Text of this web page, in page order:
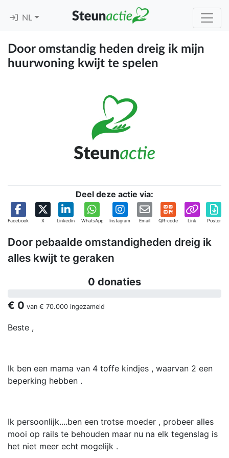
NL
Door omstandig heden dreig ik mijn
huurwoning kwijt te spelen
Deel deze actie via:
Facebook X Linkedin WhatsApp Instagram Email QR-code Link Poster
Door pebaalde omstandigheden dreig ik
alles kwijt te geraken
0 donaties
€ 0 van € 70.000 ingezameld
Beste ,
Ik ben een mama van 4 toffe kindjes , waarvan 2 een
beperking hebben .
Ik persoonlijk....ben een trotse moeder , probeer alles
mooi op rails te behouden maar nu na elk tegenslag is
het niet meer echt mogelijk .